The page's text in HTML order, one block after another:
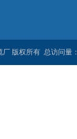
版权所有 总访问量：